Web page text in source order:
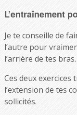
L’entraînement
Je te conseille de
l’autre pour
l’arrière de tes bras.
Ces deux
l’extension de tes
sollicités.